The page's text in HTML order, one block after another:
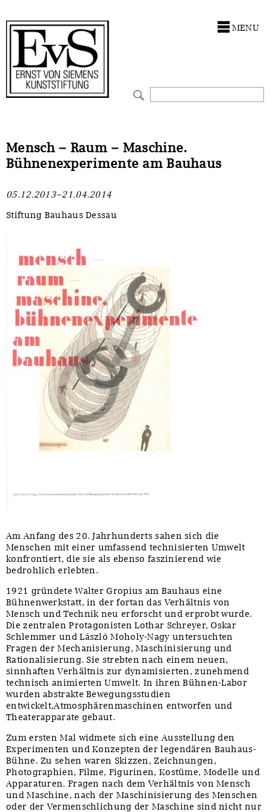
MENU
Mensch – Raum – Maschine.
Bühnenexperimente am Bauhaus
05.12.2013–21.04.2014
Stiftung Bauhaus Dessau
Am Anfang des 20. Jahrhunderts sahen sich die
Menschen mit einer umfassend technisierten Umwelt
konfrontiert, die sie als ebenso faszinierend wie
bedrohlich erlebten.
1921 gründete Walter Gropius am Bauhaus eine
Bühnenwerkstatt, in der fortan das Verhältnis von
Mensch und Technik neu erforscht und erprobt wurde.
Die zentralen Protagonisten Lothar Schreyer, Oskar
Schlemmer und László Moholy-Nagy untersuchten
Fragen der Mechanisierung, Maschinisierung und
Rationalisierung. Sie strebten nach einem neuen,
sinnhaften Verhältnis zur dynamisierten, zunehmend
technisch animierten Umwelt. In ihren Bühnen-Labor
wurden abstrakte Bewegungsstudien
entwickelt,Atmosphärenmaschinen entworfen und
Theaterapparate gebaut.
Zum ersten Mal widmete sich eine Ausstellung den
Experimenten und Konzepten der legendären Bauhaus-
Bühne. Zu sehen waren Skizzen, Zeichnungen,
Photographien, Filme, Figurinen, Kostüme, Modelle und
Apparaturen. Fragen nach dem Verhältnis von Mensch
und Maschine, nach der Maschinisierung des Menschen
oder der Vermenschlichung der Maschine sind nicht nur
Förderphilosophie
Gremien
Presse und Neuigkeiten
Stellenangebote
Ankauf
Restaurierungen
Werkverzeichnisse
UKRAINE-Förderlinie